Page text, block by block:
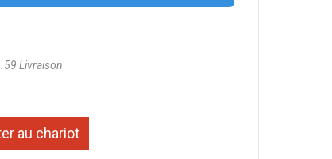
Livraison
au chariot